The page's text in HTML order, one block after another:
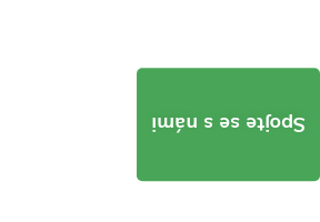
Spojte se s námi